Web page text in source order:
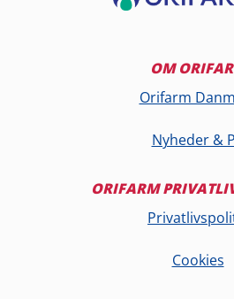
OM
Orifarm
Nyheder &
ORIFARM
Cookies